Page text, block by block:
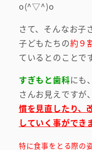
o(^▽^)o
さて、そんなお子
子どもたちの約９
ているとのことで
すぎもと歯科にも
さんお見えですが、
慣を見直したり、
していく事ができ
特に食事をとる際の